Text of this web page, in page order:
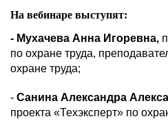
На вебинаре выступят:
- Мухачева Анна Игоревна,
по охране труда,
охране труда;
- Санина Александра
проекта «Техэксперт» по